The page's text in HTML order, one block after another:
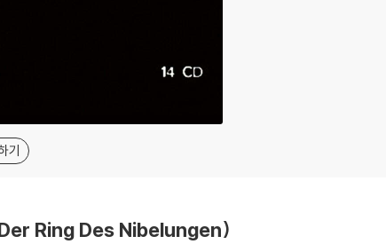
기
Ring Des Nibelungen)